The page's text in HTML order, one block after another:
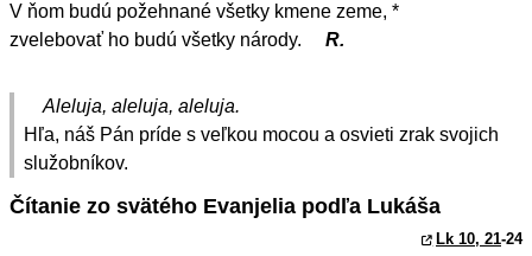
V ňom budú požehnané všetky kmene zeme, *
zvelebovať ho budú všetky národy.
R.
Aleluja, aleluja, aleluja.
Hľa, náš Pán príde s veľkou mocou a osvieti zrak svojich
služobníkov.
Čítanie zo svätého Evanjelia podľa Lukáša
Lk 10, 21-24